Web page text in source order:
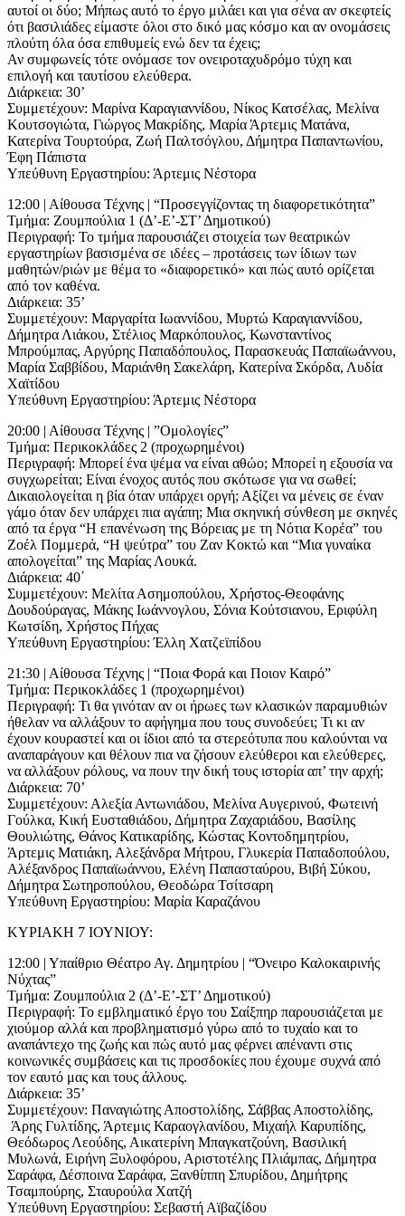
αυτοί οι δύο; Μήπως αυτό το έργο μιλάει και για σένα αν σκεφτείς
ότι βασιλιάδες είμαστε όλοι στο δικό μας κόσμο και αν ονομάσεις
πλούτη όλα όσα επιθυμείς ενώ δεν τα έχεις;
Αν συμφωνείς τότε ονόμασε τον ονειροταχυδρόμο τύχη και
επιλογή και ταυτίσου ελεύθερα.
Διάρκεια: 30’
Συμμετέχουν: Μαρίνα Καραγιαννίδου, Νίκος Κατσέλας, Μελίνα
Κουτσογιώτα, Γιώργος Μακρίδης, Μαρία Άρτεμις Ματάνα,
Κατερίνα Τουρτούρα, Ζωή Παλτσόγλου, Δήμητρα Παπαντωνίου,
Έφη Πάπιστα
Υπεύθυνη Εργαστηρίου: Άρτεμις Νέστορα
12:00 | Αίθουσα Τέχνης | “Προσεγγίζοντας τη διαφορετικότητα”
Τμήμα: Ζουμπούλια 1 (Δ’-Ε’-ΣΤ’ Δημοτικού)
Περιγραφή: Το τμήμα παρουσιάζει στοιχεία των θεατρικών
εργαστηρίων βασισμένα σε ιδέες – προτάσεις των ίδιων των
μαθητών/ριών με θέμα το «διαφορετικό» και πώς αυτό ορίζεται
από τον καθένα.
Διάρκεια: 35’
Συμμετέχουν: Μαργαρίτα Ιωαννίδου, Μυρτώ Καραγιαννίδου,
Δήμητρα Λιάκου, Στέλιος Μαρκόπουλος, Κωνσταντίνος
Μπρούμπας, Αργύρης Παπαδόπουλος, Παρασκευάς Παπαϊωάννου,
Μαρία Σαββίδου, Μαριάνθη Σακελάρη, Κατερίνα Σκόρδα, Λυδία
Χαϊτίδου
Υπεύθυνη Εργαστηρίου: Άρτεμις Νέστορα
20:00 | Αίθουσα Τέχνης | ”Ομολογίες”
Τμήμα: Περικοκλάδες 2 (προχωρημένοι)
Περιγραφή: Μπορεί ένα ψέμα να είναι αθώο; Μπορεί η εξουσία να
συγχωρείται; Είναι ένοχος αυτός που σκότωσε για να σωθεί;
Δικαιολογείται η βία όταν υπάρχει οργή; Αξίζει να μένεις σε έναν
γάμο όταν δεν υπάρχει πια αγάπη; Μια σκηνική σύνθεση με σκηνές
από τα έργα “Η επανένωση της Βόρειας με τη Νότια Κορέα” του
Ζοέλ Πομμερά, “Η ψεύτρα” του Ζαν Κοκτώ και “Μια γυναίκα
απολογείται” της Μαρίας Λουκά.
Διάρκεια: 40΄
Συμμετέχουν: Μελίτα Ασημοπούλου, Χρήστος-Θεοφάνης
Δουδούραγας, Mάκης Ιωάννογλου, Σόνια Κούτσιανου, Εριφύλη
Κωτσίδη, Χρήστος Πήχας
Υπεύθυνη Εργαστηρίου: Έλλη Χατζεϊπίδου
21:30 | Αίθουσα Τέχνης | “Ποια Φορά και Ποιον Καιρό”
Τμήμα: Περικοκλάδες 1 (προχωρημένοι)
Περιγραφή: Τι θα γινόταν αν οι ήρωες των κλασικών παραμυθιών
ήθελαν να αλλάξουν το αφήγημα που τους συνοδεύει; Τι κι αν
έχουν κουραστεί και οι ίδιοι από τα στερεότυπα που καλούνται να
αναπαράγουν και θέλουν πια να ζήσουν ελεύθεροι και ελεύθερες,
να αλλάξουν ρόλους, να πουν την δική τους ιστορία απ’ την αρχή;
Διάρκεια: 70’
Συμμετέχουν: Αλεξία Αντωνιάδου, Μελίνα Αυγερινού, Φωτεινή
Γούλκα, Κική Ευσταθιάδου, Δήμητρα Ζαχαριάδου, Βασίλης
Θουλιώτης, Θάνος Κατικαρίδης, Κώστας Κοντοδημητρίου,
Άρτεμις Ματιάκη, Αλεξάνδρα Μήτρου, Γλυκερία Παπαδοπούλου,
Αλέξανδρος Παπαϊωάννου, Ελένη Παπασταύρου, Βιβή Σύκου,
Δήμητρα Σωτηροπούλου, Θεοδώρα Τσίτσαρη
Υπεύθυνη Εργαστηρίου: Μαρία Καραζάνου
ΚΥΡΙΑΚΗ 7 ΙΟΥΝΙΟΥ:
12:00 | Υπαίθριο Θέατρο Αγ. Δημητρίου | “Όνειρο Καλοκαιρινής
Νύχτας”
Τμήμα: Ζουμπούλια 2 (Δ’-Ε’-ΣΤ’ Δημοτικού)
Περιγραφή: Το εμβληματικό έργο του Σαίξπηρ παρουσιάζεται με
χιούμορ αλλά και προβληματισμό γύρω από το τυχαίο και το
αναπάντεχο της ζωής και πώς αυτό μας φέρνει απέναντι στις
κοινωνικές συμβάσεις και τις προσδοκίες που έχουμε συχνά από
τον εαυτό μας και τους άλλους.
Διάρκεια: 35’
Συμμετέχουν: Παναγιώτης Αποστολίδης, Σάββας Αποστολίδης,
Άρης Γυλτίδης, Άρτεμις Καραογλανίδου, Μιχαήλ Καρυπίδης,
Θεόδωρος Λεούδης, Αικατερίνη Μπαγκατζούνη, Βασιλική
Μυλωνά, Ειρήνη Ξυλοφόρου, Αριστοτέλης Πλιάμπας, Δήμητρα
Σαράφα, Δέσποινα Σαράφα, Ξανθίππη Σπυρίδου, Δημήτρης
Τσαμπούρης, Σταυρούλα Χατζή
Υπεύθυνη Εργαστηρίου: Σεβαστή Αϊβαζίδου